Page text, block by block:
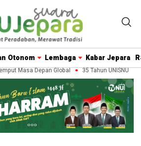
Otonom Lembaga Kabar Jepara
Masa Depan Global 35 Tahun UNISNU